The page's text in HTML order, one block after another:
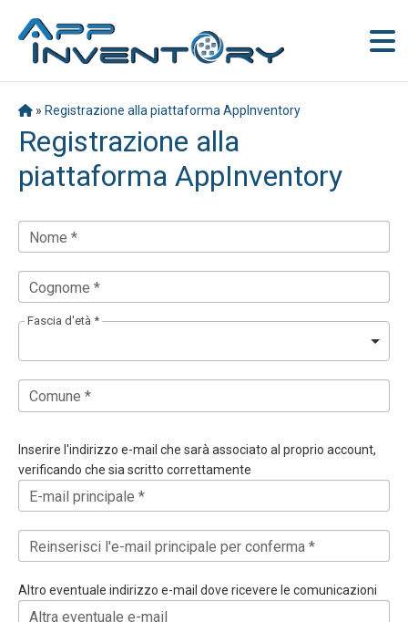
» Registrazione alla piattaforma AppInventory
Registrazione alla
piattaforma AppInventory
Nome *
Cognome *
Fascia d'età *
Comune *
Inserire l'indirizzo e-mail che sarà associato al proprio account,
verificando che sia scritto correttamente
E-mail principale *
Reinserisci l'e-mail principale per conferma *
Altro eventuale indirizzo e-mail dove ricevere le comunicazioni
Altra eventuale e-mail